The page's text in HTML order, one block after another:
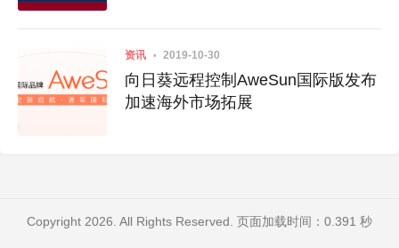
资讯 2019-10-30
向日葵远程控制AweSun国际版发布
加速海外市场拓展
Copyright 2026. All Rights Reserved. 页面加载时间：0.391 秒